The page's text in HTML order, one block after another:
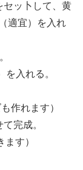
セッ卜して、黄
適宜）を入れ
入れる。
作れます）
完成。
す）